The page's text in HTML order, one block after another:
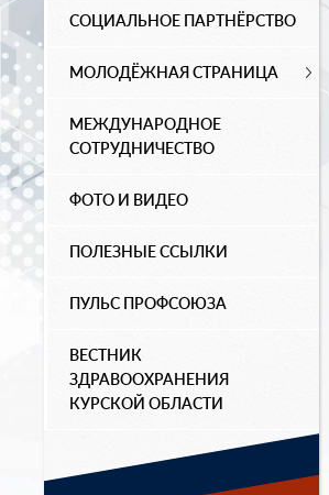
СОЦИАЛЬНОЕ ПАРТНЁРСТВО
МОЛОДЁЖНАЯ СТРАНИЦА
МЕЖДУНАРОДНОЕ
СОТРУДНИЧЕСТВО
ФОТО И ВИДЕО
ПОЛЕЗНЫЕ ССЫЛКИ
ПУЛЬС ПРОФСОЮЗА
ВЕСТНИК
ЗДРАВООХРАНЕНИЯ
КУРСКОЙ ОБЛАСТИ